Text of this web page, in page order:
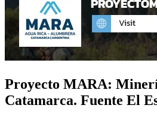
Proyecto MARA:
Catamarca. Fuente El